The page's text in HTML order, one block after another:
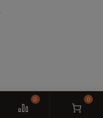
0 0